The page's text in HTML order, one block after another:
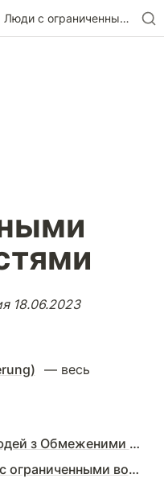
Люди с ограниченными возможностями
18.06.2023
— весь
🇪🇺 Загальна iнфо для людей з Обмеженими можливостями 🦿🧑‍🦼🧑‍🦯
Группы помощи людям с ограниченными возможностями